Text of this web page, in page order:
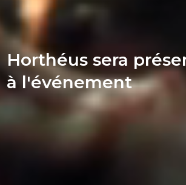
Horthéus sera
à l'événement